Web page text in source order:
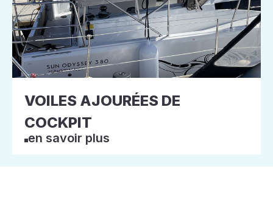
VOILES AJOURÉES DE
COCKPIT
en savoir plus